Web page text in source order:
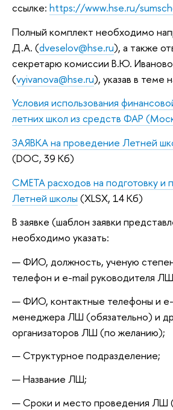
ссылке: https://www.hse.ru/
Полный комплект необходимо
Д.А. (dveselov@hse.ru), а также
секретарю комиссии В.Ю.
(vyivanova@hse.ru), указав в теме
Условия использования
летних школ из средств ФАР
ЗАЯВКА на проведение Летней
(DOC, 39 Кб)
СМЕТА расходов на подготовку и
Летней школы (XLSX, 14 Кб)
В заявке (шаблон заявки
необходимо указать:
ФИО, должность, ученую
телефон и e-mail руководителя
ФИО, контактные телефоны и e-
менеджера ЛШ (обязательно) и
организаторов ЛШ (по желанию);
Структурное подразделение;
Название ЛШ;
Сроки и место проведения ЛШ